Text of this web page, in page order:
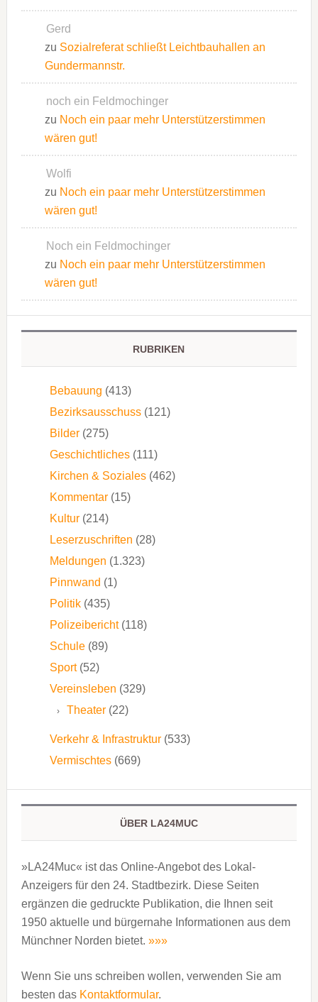
Gerd
zu Sozialreferat schließt Leichtbauhallen an
Gundermannstr.
noch ein Feldmochinger
zu Noch ein paar mehr Unterstützerstimmen
wären gut!
Wolfi
zu Noch ein paar mehr Unterstützerstimmen
wären gut!
Noch ein Feldmochinger
zu Noch ein paar mehr Unterstützerstimmen
wären gut!
RUBRIKEN
Bebauung (413)
Bezirksausschuss(121)
Bilder(275)
Geschichtliches(111)
Kirchen & Soziales(462)
Kommentar(15)
Kultur(214)
Leserzuschriften (28)
Meldungen (1.323)
Pinnwand (1)
Politik(435)
Polizeibericht(118)
Schule(89)
Sport(52)
Vereinsleben (329)
Theater(22)
Verkehr & Infrastruktur(533)
Vermischtes(669)
ÜBER LA24MUC
»LA24Muc« ist das Online-Angebot des Lokal-
Anzeigers für den 24. Stadtbezirk. Diese Seiten
ergänzen die gedruckte Publi­kation, die Ihnen seit
1950 aktuelle und bürgernahe Informationen aus dem
Münchner Norden bietet. »»»
Wenn Sie uns schreiben wollen, verwenden Sie am
besten das Kontaktformular.